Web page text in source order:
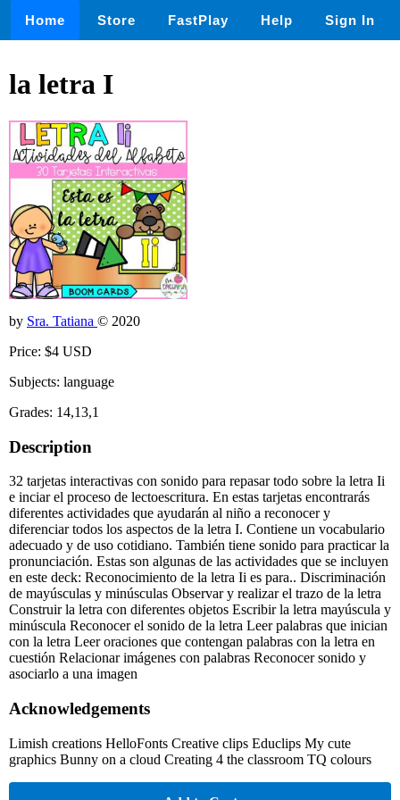
Home Store FastPlay Help Sign In
la letra I
by Sra. Tatiana © 2020
Price: $4 USD
Subjects: language
Grades: 14,13,1
Description
32 tarjetas interactivas con sonido para repasar todo sobre la letra Ii
e inciar el proceso de lectoescritura. En estas tarjetas encontrarás
diferentes actividades que ayudarán al niño a reconocer y
diferenciar todos los aspectos de la letra I. Contiene un vocabulario
adecuado y de uso cotidiano. También tiene sonido para practicar la
pronunciación. Estas son algunas de las actividades que se incluyen
en este deck: Reconocimiento de la letra Ii es para.. Discriminación
de mayúsculas y minúsculas Observar y realizar el trazo de la letra
Construir la letra con diferentes objetos Escribir la letra mayúscula y
minúscula Reconocer el sonido de la letra Leer palabras que inician
con la letra Leer oraciones que contengan palabras con la letra en
cuestión Relacionar imágenes con palabras Reconocer sonido y
asociarlo a una imagen
Acknowledgements
Limish creations HelloFonts Creative clips Educlips My cute
graphics Bunny on a cloud Creating 4 the classroom TQ colours